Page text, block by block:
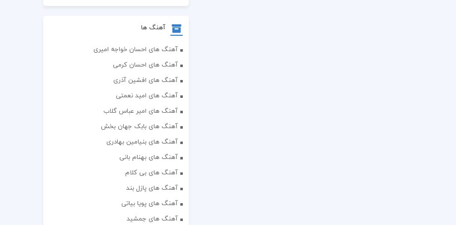
آهنگ ها
آهنگ های احسان خواجه امیری
آهنگ های احسان کرمی
آهنگ های افشین آذری
آهنگ های امید نعمتی
آهنگ های امیر عباس گلاب
آهنگ های بابک جهان بخش
آهنگ های بنیامین بهادری
آهنگ های بهنام بانی
آهنگ های بی کلام
آهنگ های پازل بند
آهنگ های پویا بیاتی
آهنگ های جمشید